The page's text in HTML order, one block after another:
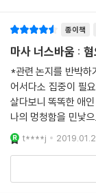
쌈으로써, 위안을 찾
같은 역할을 한다.
―4장 “얼굴에 새기
세계적인 석학 너스
발하여 ‘동물’로서의
기는 감정들을 경계
상/비정상을 구분 지
들은 자유민주주의
종이책
마사 너스바움 :
*관련 논지를 반박하
어서다소 집중이 필
살다보니 똑똑한 애
나의 멍청함을 민낯
이 들었다.나도 초월
t****j